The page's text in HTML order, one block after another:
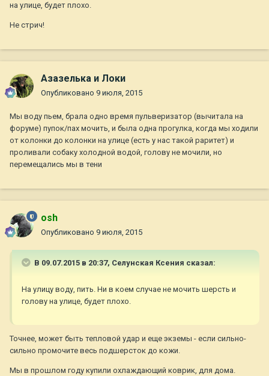
на улице, будет плохо.
Не стрич!
Азазелька и Локи
Опубликовано 9 июля, 2015
Мы воду пьем, брала одно время пульверизатор (вычитала на
форуме) пупок/пах мочить, и была одна прогулка, когда мы ходили
от колонки до колонки на улице (есть у нас такой раритет) и
проливали собаку холодной водой, голову не мочили, но
перемещались мы в тени
osh
Опубликовано 9 июля, 2015
В 09.07.2015 в 20:37, Селунская Ксения сказал:
На улицу воду, пить. Ни в коем случае не мочить шерсть и
голову на улице, будет плохо.
Точнее, может быть тепловой удар и еще экземы - если сильно-
сильно промочите весь подшерсток до кожи.
Мы в прошлом году купили охлаждающий коврик, для дома.